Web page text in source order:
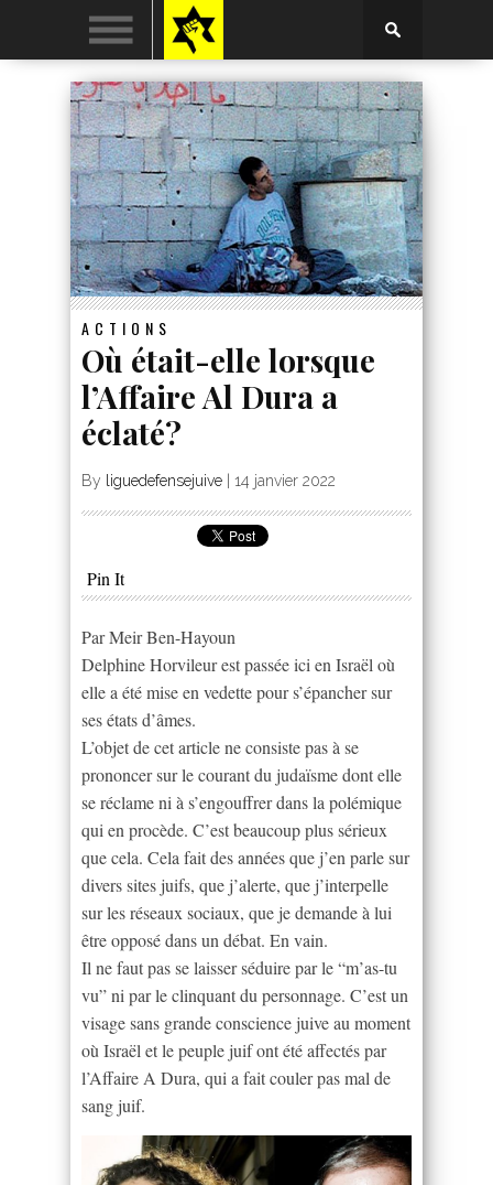
ACTIONS
Où était-elle lorsque
l’Affaire Al Dura a
éclaté?
By liguedefensejuive 14 janvier 2022
Pin It
Par Meir Ben-Hayoun
Delphine Horvileur est passée ici en Israël où
elle a été mise en vedette pour s’épancher sur
ses états d’âmes.
L’objet de cet article ne consiste pas à se
prononcer sur le courant du judaïsme dont elle
se réclame ni à s’engouffrer dans la polémique
qui en procède. C’est beaucoup plus sérieux
que cela. Cela fait des années que j’en parle sur
divers sites juifs, que j’alerte, que j’interpelle
sur les réseaux sociaux, que je demande à lui
être opposé dans un débat. En vain.
Il ne faut pas se laisser séduire par le “m’as-tu
vu” ni par le clinquant du personnage. C’est un
visage sans grande conscience juive au moment
où Israël et le peuple juif ont été affectés par
l’Affaire A Dura, qui a fait couler pas mal de
sang juif.